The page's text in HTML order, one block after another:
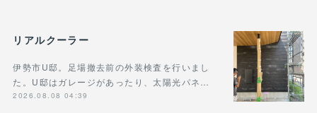
リアルクーラー
伊勢市U邸。足場撤去前の外装検査を行いまし
た。U邸はガレージがあったり、太陽光パネ…
2026.08.08 04:39